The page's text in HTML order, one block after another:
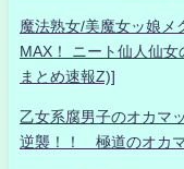
魔法熟女/美魔女ッ娘メ
MAX！ ニート仙人仙
まとめ速報Z)]
乙女系腐男子のオカマ
逆襲！！ 極道のオカマ